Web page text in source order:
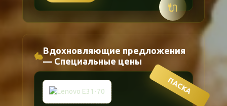
🔌
🐇
Вдохновляющие предложения
— Специальные цены
ПАСКА